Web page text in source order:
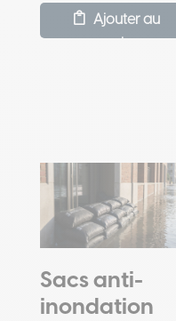
Ajouter au
Sacs anti-
inondation